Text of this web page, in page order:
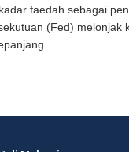
faedah sebagai
(Fed) melonjak